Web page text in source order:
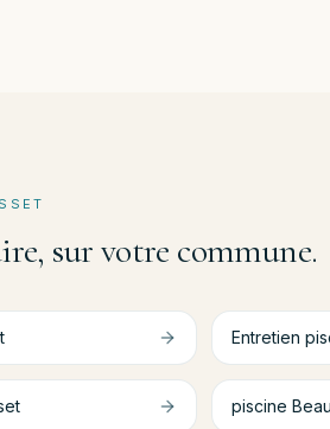
sur votre commune.
Entretien
piscine